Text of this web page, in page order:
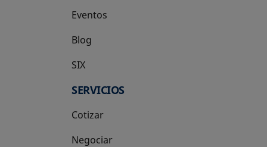
Eventos
Blog
SIX
se abre en una pestaña nueva
SERVICIOS
Cotizar
Negociar